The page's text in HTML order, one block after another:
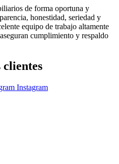
de forma oportuna y
honestidad, seriedad y
equipo de trabajo altamente
cumplimiento y respaldo
clientes
Instagram